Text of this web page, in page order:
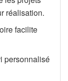
réalisation.
facilite
personnalisé